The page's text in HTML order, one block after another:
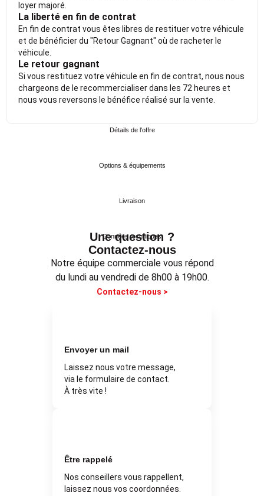
loyer majoré.
La liberté en fin de contrat
En fin de contrat vous êtes libres de restituer votre véhicule
et de bénéficier du "Retour Gagnant" où de racheter le
véhicule.
Le retour gagnant
Si vous restituez votre véhicule en fin de contrat, nous nous
chargeons de le recommercialiser dans les 72 heures et
nous vous reversons le bénéfice réalisé sur la vente.
Détails de l'offre
Options & équipements
Livraison
Données techniques
Une question ?
Contactez-nous
Notre équipe commerciale vous répond
du lundi au vendredi de 8h00 à 19h00.
Contactez-nous >
Envoyer un mail
Laissez nous votre message,
via le formulaire de contact.
À très vite !
Être rappelé
Nos conseillers vous rappellent,
laissez nous vos coordonnées.